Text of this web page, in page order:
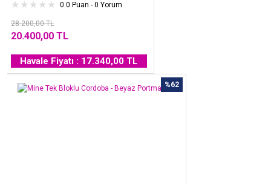
0.0 Puan - 0 Yorum
28.200,00 TL
20.400,00 TL
Havale Fiyatı : 17.340,00 TL
%62